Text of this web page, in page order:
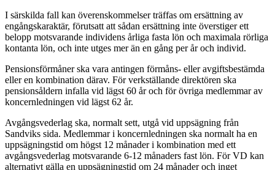
I särskilda fall kan överenskommelser träffas om ersättning av
engångskaraktär, förutsatt att sådan ersättning inte överstiger ett
belopp motsvarande individens årliga fasta lön och maximala rörliga
kontanta lön, och inte utges mer än en gång per år och individ.
Pensionsförmåner ska vara antingen förmåns- eller avgiftsbestämda
eller en kombination därav. För verkställande direktören ska
pensionsåldern infalla vid lägst 60 år och för övriga medlemmar av
koncernledningen vid lägst 62 år.
Avgångsvederlag ska, normalt sett, utgå vid uppsägning från
Sandviks sida. Medlemmar i koncernledningen ska normalt ha en
uppsägningstid om högst 12 månader i kombination med ett
avgångsvederlag motsvarande 6-12 månaders fast lön. För VD kan
alternativt gälla en uppsägningstid om 24 månader och inget